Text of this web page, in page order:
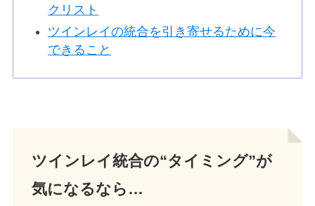
クリスト
ツインレイの統合を引き寄せるために今
できること
ツインレイ統合の“タイミング”が
気になるなら…